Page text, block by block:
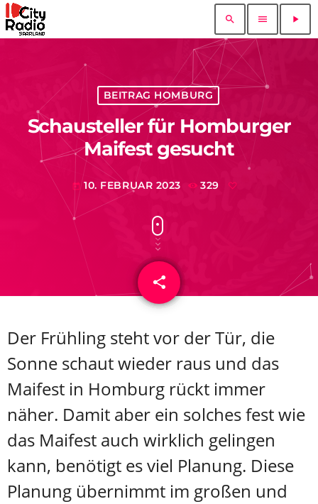
search menu play_arrow
BEITRAG HOMBURG
Schausteller für Homburger
Maifest gesucht
today 10. FEBRUAR 2023 329
share
email
Der Frühling steht vor der Tür, die
Sonne schaut wieder raus und das
Maifest in Homburg rückt immer
näher. Damit aber ein solches fest wie
das Maifest auch wirklich gelingen
kann, benötigt es viel Planung. Diese
Planung übernimmt im großen und